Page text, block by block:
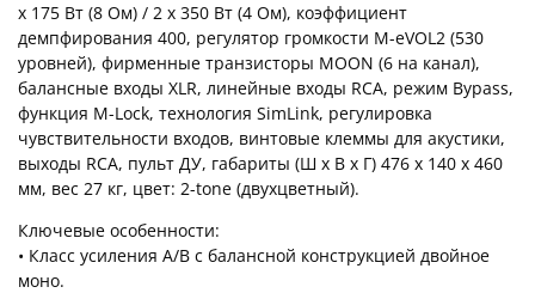
x 175 Вт (8 Ом) / 2 x 350 Вт (4 Ом), коэффициент
демпфирования 400, регулятор громкости M-eVOL2 (530
уровней), фирменные транзисторы MOON (6 на канал),
балансные входы XLR, линейные входы RCA, режим Bypass,
функция M-Lock, технология SimLink, регулировка
чувствительности входов, винтовые клеммы для акустики,
выходы RCA, пульт ДУ, габариты (Ш x В x Г) 476 x 140 x 460
мм, вес 27 кг, цвет: 2-tone (двухцветный).
Ключевые особенности:
• Класс усиления A/B с балансной конструкцией двойное
моно.